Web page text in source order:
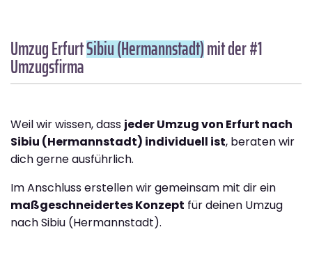
Umzug ErfurtSibiu (Hermannstadt)mit der #1
Umzugsfirma
Weil wir wissen, dass jeder Umzug von Erfurt nach
Sibiu (Hermannstadt) individuell ist, beraten wir
dich gerne ausführlich.
Im Anschluss erstellen wir gemeinsam mit dir ein
maßgeschneidertes Konzept für deinen Umzug
nach Sibiu (Hermannstadt).